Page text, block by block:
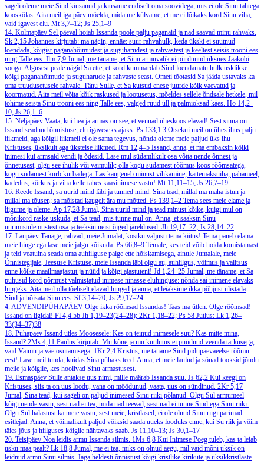
sageli oleme meie Sind kiusanud ja kiusame endiselt oma soovidega, mis ei ole Sinu tahtega
kooskõlas. Aita meil iga päev mõelda, mida me külvame, et me ei lõikaks kord Sinu viha,
vaid igavest elu. Mt 3,7–12; Js 25,1–9
14. Kolmapäev Sel päeval hoiab Issanda poole palju paganaid ja nad saavad minu rahvaks.
Sk 2,15 Johannes kirjutab: ma nägin, ennäe: suur rahvahulk, keda ükski ei suutnud
loendada, kõigist paganahõimudest ja suguharudest ja rahvastest ja keeltest seisis trooni ees
ning Talle ees. Ilm 7,9 Jumal, me täname, et Sinu armuvalik ei piirdunud üksnes Jaakobi
sooga. Algusest peale nägid Sa ette, et kord kummardab Sind loendamatu hulk usklikke
kõigi paganahõimude ja suguharude ja rahvaste seast. Ometi tõotasid Sa jääda ustavaks ka
oma truudusetusele rahvale. Tänu Sulle, et Sa kutsud enese juurde kõik vaevatud ja
koormatud. Aita meil võita kõik raskused ja lootusetus, mõeldes sellele õndsale hetkele, mil
tohime seista Sinu trooni ees ning Talle ees, valged rüüd üll ja palmioksad käes. Ho 14,2–
10; Js 26,1–6
15. Neljapäev Vaata, kui hea ja armas on see, et vennad üheskoos elavad! Sest sinna on
Issand seadnud õnnistuse, elu igaveseks ajaks. Ps 133,1.3 Otsekui meil on ühes ihus palju
liikmeid, aga kõigil liikmeil ei ole sama tegevus, nõnda oleme meie paljud üks ihu
Kristuses, üksikult aga üksteise liikmed. Rm 12,4–5 Issand, anna, et ma embaksin kõiki
inimesi kui armsaid vendi ja õdesid. Lase mul südamlikult osa võtta nende õnnest ja
õnnetusest, olgu see ihulik või vaimulik; olla kogu südamest rõõmus koos rõõmsatega,
kogu südamest kurb kurbadega. Las kaugeneb minust vihkamine, kättemaksuiha, pahameel,
kadedus, kõrkus ja viha kelle tahes kaasinimese vastu! Mt 11,11–15; Js 26,7–19
16. Reede Issand, sa uurid mind läbi ja tunned mind. Sina tead, millal ma maha istun ja
millal ma tõusen; sa mõistad kaugelt ära mu mõtted. Ps 139,1–2 Tema sees meie elame ja
liigume ja oleme. Ap 17,28 Jumal, Sina uurid mind ja tead minust kõike, kuigi mul on
mõnikord raske uskuda, et Sa tead, mis tunne mul on. Anna, et saaksin Sinu
uurimistulemustest osa ja teeksin neist õiged järeldused. Jh 19,17–22; Js 28,14–22
17. Laupäev Tänage, rahvad, meie Jumalat, kostku valjusti tema kiitus! Tema paneb elama
meie hinge ega lase meie jalgu kõikuda. Ps 66,8–9 Temale, kes teid võib hoida komistamast
ja teid veatuina seada oma auhiilguse palge ette hõiskamisega, ainule Jumalale, meie
Õnnistegijale, Jeesuse Kristuse, meie Issanda läbi olgu au, auhiilgus, võimus ja valitsus
enne kõike maailmaajastut ja nüüd ja kõigi ajastuteni! Jd 1,24–25 Jumal, me täname, et Sa
puhusid kord põrmust valmistatud inimese ninasse eluhinguse: nõnda sai inimene elavaks
hingeks. Aita meil olla tõeliselt elavad hinged ja anna, et leiaksime ikka põhjust ülistada
Sind ja hõisata Sinu ees. Sf 3,14–20; Js 29,17–24
4. ADVENDIPÜHAPÄEV Olge ikka rõõmsad Issandas! Taas ma ütlen: Olge rõõmsad!
Issand on ligidal! Fl 4,4.5b Jh 1,19–23(24–28); 2Kr 1,18–22; Ps 58 Jutlus: Lk 1,26–
33(34–37)38
18. Pühapäev Issand ütles Moosesele: Kes on teinud inimesele suu? Kas mitte mina,
Issand? 2Ms 4,11 Paulus kirjutab: Mu kõne ja mu kuulutus ei püüdnud veenda tarkusega,
vaid Vaimu ja väe osutamisega. 1Kr 2,4 Kristus, me täname Sind pidupäevaeelse rõõmu
eest! Lase meil tunda, kuidas Sina pühaks teed. Anna, et meie laulud ja sõnad tooksid jõudu
meile ja kõigile, kes hoolivad Sinu armastusest.
19. Esmaspäev Sulle antakse uus nimi, mille määrab Issanda suu. Js 62,2 Kui keegi on
Kristuses, siis ta on uus loodu, vana on möödunud, vaata, uus on sündinud. 2Kr 5,17
Jumal, Sina tead, kui sageli on paljud inimesed Sinu riiki põlanud. Olgu Sul armumeel
kõigi nende vastu, sest nad ei tea, mida nad teevad, sest nad ei tunne Sind ega Sinu riiki.
Olgu Sul halastust ka meie vastu, sest meie, kristlased, ei ole olnud Sinu riigi parimad
esitlejad. Anna, et võimalikult paljud võiksid saada uueks looduks enne, kui Su riik ja võim
täies jõus ja hiilguses kõigile nähtavaks saab. Js 11,10–13; Js 30,1–17
20. Teisipäev Noa leidis armu Issanda silmis. 1Ms 6,8 Kui Inimese Poeg tuleb, kas ta leiab
usku maa pealt? Lk 18,8 Jumal, me ei tea, miks on olnud aegu, mil vaid mõni üksik on
leidnud armu Sinu silmis. Jaga heldesti õnnistust kõigi kristlike kirikute ja üksikkristlaste